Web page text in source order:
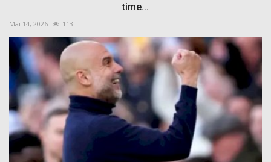
time...
Mai 14, 2026 113